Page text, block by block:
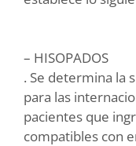
– HISOPADOS
. Se determina la
para las
pacientes que
compatibles con